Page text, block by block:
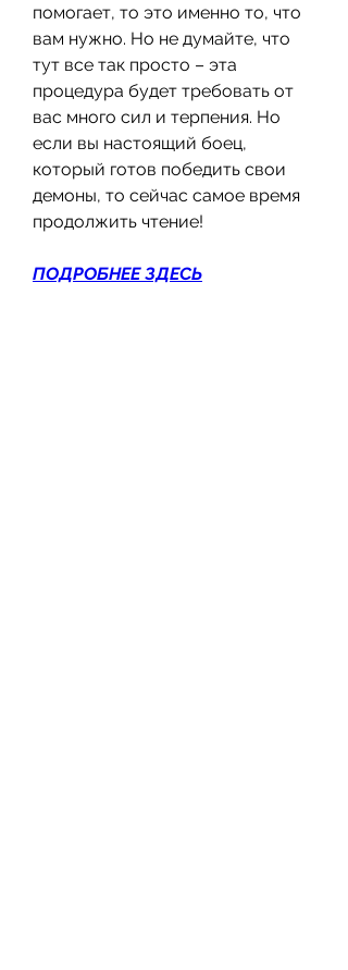
помогает, то это именно то, что
вам нужно. Но не думайте, что
тут все так просто – эта
процедура будет требовать от
вас много сил и терпения. Но
если вы настоящий боец,
который готов победить свои
демоны, то сейчас самое время
продолжить чтение!
ПОДРОБНЕЕ ЗДЕСЬ